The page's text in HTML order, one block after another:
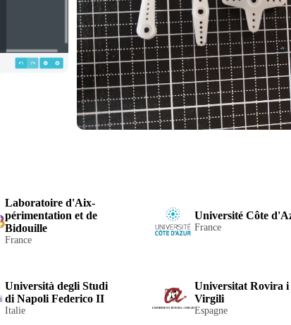
Laboratoire d'Aix-
périmentation et de
Bidouille
France
Université Côte
France
Università degli Studi
di Napoli Federico II
Italie
Universitat Rovira i
Virgili
Espagne